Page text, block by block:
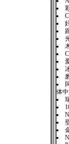
体